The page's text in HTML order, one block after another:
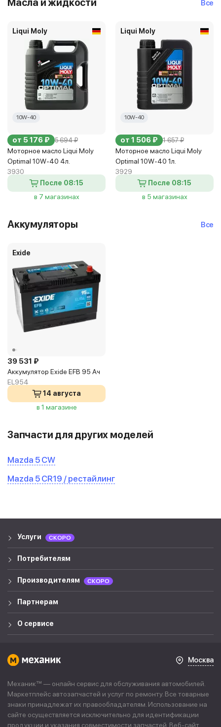
Масла и жидкости Все
Liqui Moly
10W-40
от 5 176 ₽ 5 694 ₽
Моторное масло Liqui Moly
Optimal 10W-40 4л.
3930
После 08:15
в 7 магазинах
Liqui Moly
10W-40
от 1 506 ₽ 1 657 ₽
Моторное масло Liqui Moly
Optimal 10W-40 1л.
3929
После 08:15
в 5 магазинах
Аккумуляторы Все
Exide
39 531 ₽
Аккумулятор Exide EFB 95 Ач
EL954
14 августа
в 1 магазине
Запчасти для других моделей
Mazda 5 CW
Mazda 5 CR19 / рестайлинг
Услуги СКОРО
Потребителям
Производителям СКОРО
Партнерам
О сервисе
Москва
Механик™ — онлайн сервис для обслуживания автомобилей.
Маркетплейс автозапчастей и услуг по ремонту. Все товарные
знаки принадлежат их правообладателям. Использование на
сайте осуществляется исключительно для идентификации
продукции и указания совместимости запчастей. Веб-сайт